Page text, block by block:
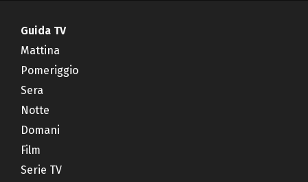
Guida TV
Mattina
Pomeriggio
Sera
Notte
Domani
Film
Serie TV